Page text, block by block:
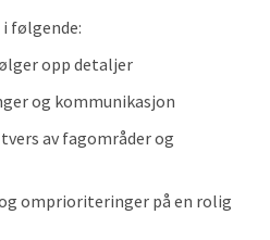
følgende:
opp detaljer
og kommunikasjon
av fagområder og
omprioriteringer på en rolig